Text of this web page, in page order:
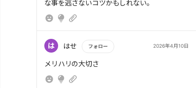
な事を逃さないコツかもしれない。
は はせ フォロー 2026年4月10日
もっと読む
メリハリの大切さ